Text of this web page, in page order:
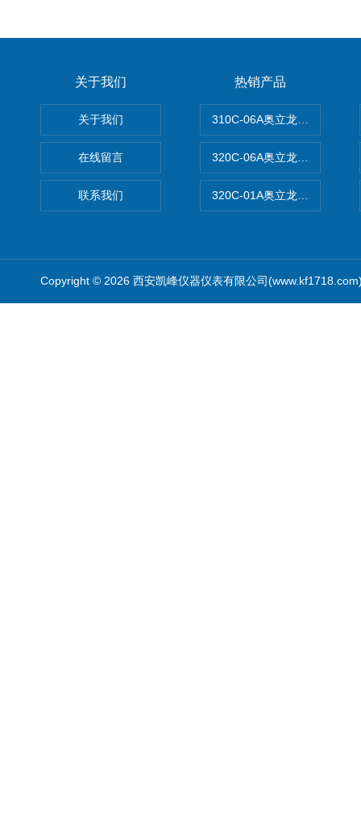
关于我们
关于我们
在线留言
联系我们
热销产品
310C-06A奥立龙实验室台式
320C-06A奥立龙实验室便携
320C-01A奥立龙实验室便携
Copyright © 2026 西安凯峰仪器仪表有限公司